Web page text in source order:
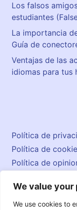
We value your
We use cookies to
Los falsos
estudiantes
La importancia
Guía de
Ventajas de las
idiomas para tus
© 2026
Política de
Política de
Política de
Contacto